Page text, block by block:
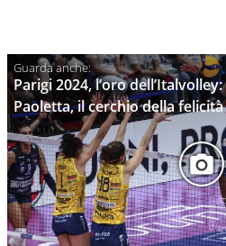
Parigi 2024, l’oro
Paoletta, il cerchio della